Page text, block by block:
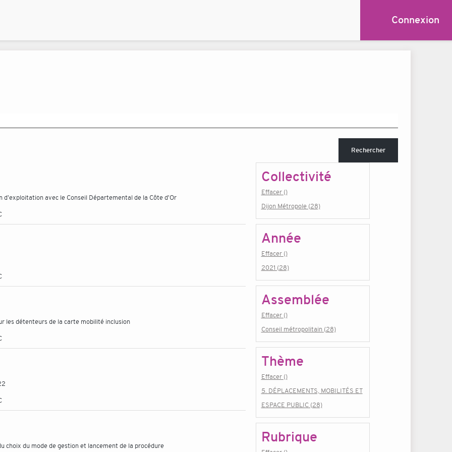
Connexion
Rechercher
avec le Conseil Départemental de la Côte d'Or
les détenteurs de la carte mobilité inclusion
choix du mode de gestion et lancement de la procédure
Collectivité
Effacer ()
Dijon Métropole (28)
Année
Effacer ()
2021 (28)
Assemblée
Effacer ()
Conseil métropolitain (28)
Thème
Effacer ()
5. DÉPLACEMENTS, MOBILITÉS ET
ESPACE PUBLIC (28)
Rubrique